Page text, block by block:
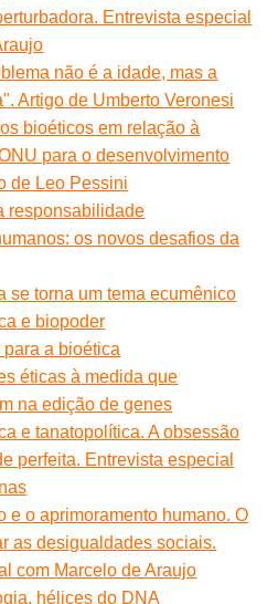
Entrevista especial
não é a idade, mas a
Artigo de Umberto Veronesi
bioéticos em relação à
para o desenvolvimento
de Leo Pessini
responsabilidade
os novos desafios da
se torna um tema ecumênico
e biopoder
a bioética
éticas à medida que
na edição de genes
e tanatopolítica. A obsessão
perfeita. Entrevista especial
e o aprimoramento humano. O
as desigualdades sociais.
com Marcelo de Araujo
hélices do DNA